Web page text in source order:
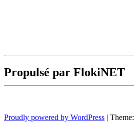
Propulsé par FlokiNET
Proudly powered by WordPress | Theme: